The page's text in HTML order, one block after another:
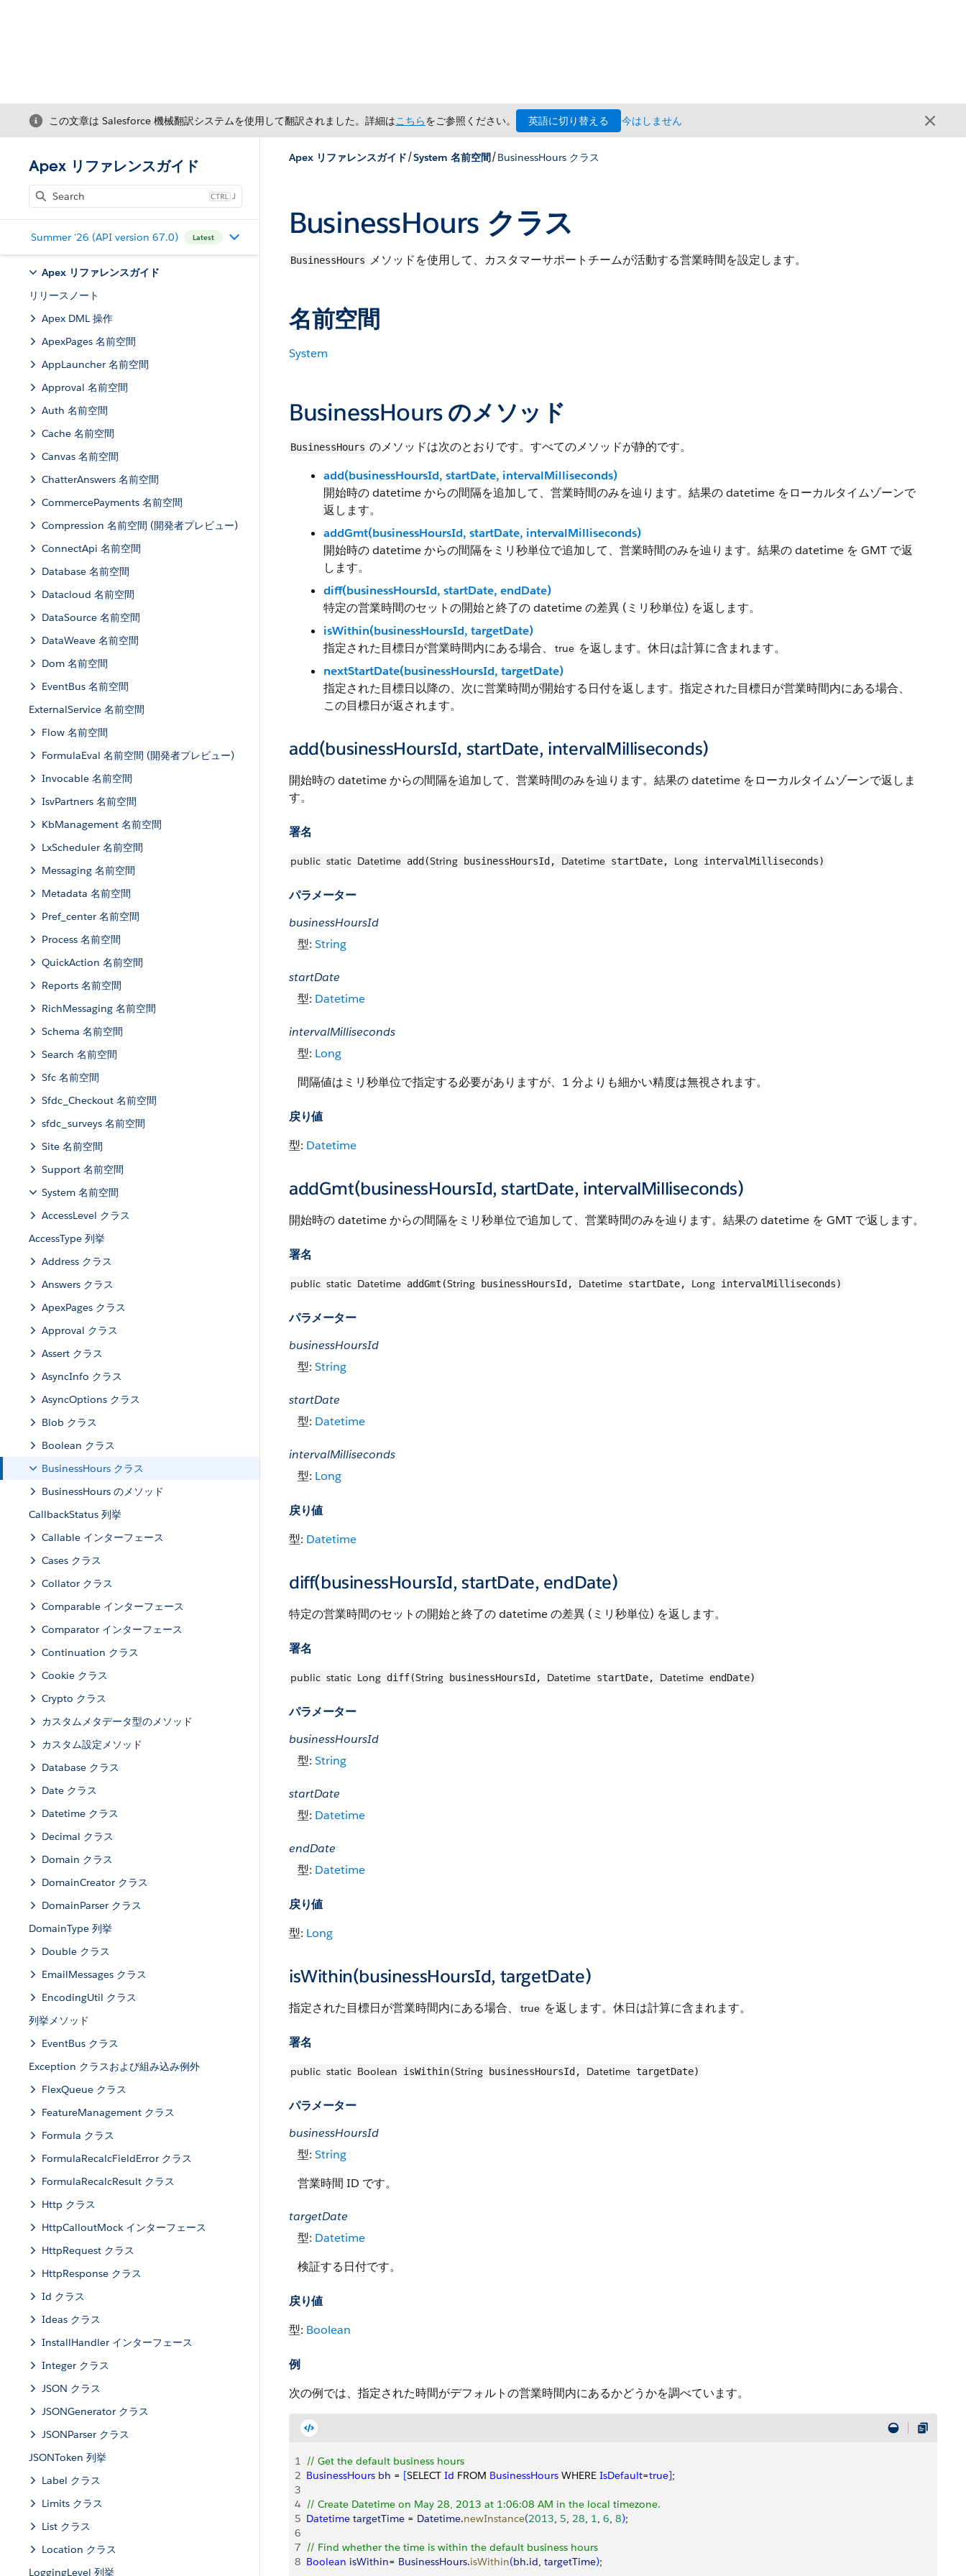
この文章は Salesforce 機械翻訳システムを使用して翻訳されました。詳細はこちらをご参照ください。 英語に切り替える 今はしません
Apex リファレンスガイド
J
Summer '26 (API version 67.0) Latest
Apex リファレンスガイド
リリースノート
Apex DML 操作
ApexPages 名前空間
AppLauncher 名前空間
Approval 名前空間
Auth 名前空間
Cache 名前空間
Canvas 名前空間
ChatterAnswers 名前空間
CommercePayments 名前空間
Compression 名前空間 (開発者プレビュー)
ConnectApi 名前空間
Database 名前空間
Datacloud 名前空間
DataSource 名前空間
DataWeave 名前空間
Dom 名前空間
EventBus 名前空間
ExternalService 名前空間
Flow 名前空間
FormulaEval 名前空間 (開発者プレビュー)
Invocable 名前空間
IsvPartners 名前空間
KbManagement 名前空間
LxScheduler 名前空間
Messaging 名前空間
Metadata 名前空間
Pref_center 名前空間
Process 名前空間
QuickAction 名前空間
Reports 名前空間
RichMessaging 名前空間
Schema 名前空間
Search 名前空間
Sfc 名前空間
Sfdc_Checkout 名前空間
sfdc_surveys 名前空間
Site 名前空間
Support 名前空間
System 名前空間
AccessLevel クラス
AccessType 列挙
Address クラス
Answers クラス
ApexPages クラス
Approval クラス
Assert クラス
AsyncInfo クラス
AsyncOptions クラス
Blob クラス
Boolean クラス
BusinessHours クラス
BusinessHours のメソッド
CallbackStatus 列挙
Callable インターフェース
Cases クラス
Collator クラス
Comparable インターフェース
Comparator インターフェース
Continuation クラス
Cookie クラス
Crypto クラス
カスタムメタデータ型のメソッド
カスタム設定メソッド
Database クラス
Date クラス
Datetime クラス
Decimal クラス
Domain クラス
DomainCreator クラス
DomainParser クラス
DomainType 列挙
Double クラス
EmailMessages クラス
EncodingUtil クラス
列挙メソッド
EventBus クラス
Exception クラスおよび組み込み例外
FlexQueue クラス
FeatureManagement クラス
Formula クラス
FormulaRecalcFieldError クラス
FormulaRecalcResult クラス
Http クラス
HttpCalloutMock インターフェース
HttpRequest クラス
HttpResponse クラス
Id クラス
Ideas クラス
InstallHandler インターフェース
Integer クラス
JSON クラス
JSONGenerator クラス
JSONParser クラス
JSONToken 列挙
Label クラス
Limits クラス
List クラス
Location クラス
LoggingLevel 列挙
Apex リファレンスガイド/System 名前空間/BusinessHours クラス
BusinessHours クラス
BusinessHours メソッドを使用して、カスタマーサポートチームが活動する営業時間を設定します。
名前空間
System
BusinessHours のメソッド
BusinessHours のメソッドは次のとおりです。すべてのメソッドが静的です。
add(businessHoursId, startDate, intervalMilliseconds)
開始時の datetime からの間隔を追加して、営業時間のみを辿ります。結果の datetime をローカルタイムゾーンで
返します。
addGmt(businessHoursId, startDate, intervalMilliseconds)
開始時の datetime からの間隔をミリ秒単位で追加して、営業時間のみを辿ります。結果の datetime を GMT で返
します。
diff(businessHoursId, startDate, endDate)
特定の営業時間のセットの開始と終了の datetime の差異 (ミリ秒単位) を返します。
isWithin(businessHoursId, targetDate)
指定された目標日が営業時間内にある場合、
true を返します。休日は計算に含まれます。
nextStartDate(businessHoursId, targetDate)
指定された目標日以降の、次に営業時間が開始する日付を返します。指定された目標日が営業時間内にある場合、
この目標日が返されます。
add(businessHoursId, startDate, intervalMilliseconds)
開始時の datetime からの間隔を追加して、営業時間のみを辿ります。結果の datetime をローカルタイムゾーンで返しま
す。
署名
public static Datetime add(String businessHoursId, Datetime startDate, Long intervalMilliseconds)
パラメーター
businessHoursId
型: String
startDate
型: Datetime
intervalMilliseconds
型: Long
間隔値はミリ秒単位で指定する必要がありますが、1 分よりも細かい精度は無視されます。
戻り値
型: Datetime
addGmt(businessHoursId, startDate, intervalMilliseconds)
開始時の datetime からの間隔をミリ秒単位で追加して、営業時間のみを辿ります。結果の datetime を GMT で返します。
署名
public static Datetime addGmt(String businessHoursId, Datetime startDate, Long intervalMilliseconds)
パラメーター
businessHoursId
型: String
startDate
型: Datetime
intervalMilliseconds
型: Long
戻り値
型: Datetime
diff(businessHoursId, startDate, endDate)
特定の営業時間のセットの開始と終了の datetime の差異 (ミリ秒単位) を返します。
署名
public static Long diff(String businessHoursId, Datetime startDate, Datetime endDate)
パラメーター
businessHoursId
型: String
startDate
型: Datetime
endDate
型: Datetime
戻り値
型: Long
isWithin(businessHoursId, targetDate)
指定された目標日が営業時間内にある場合、 true を返します。休日は計算に含まれます。
署名
public static Boolean isWithin(String businessHoursId, Datetime targetDate)
パラメーター
businessHoursId
型: String
営業時間 ID です。
targetDate
型: Datetime
検証する日付です。
戻り値
型: Boolean
例
次の例では、指定された時間がデフォルトの営業時間内にあるかどうかを調べています。
1 // Get the default business hours
2 BusinessHours bh = [SELECT Id FROM BusinessHours WHERE IsDefault=true];
3
4 // Create Datetime on May 28, 2013 at 1:06:08 AM in the local timezone.
5 Datetime targetTime = Datetime.newInstance(2013, 5, 28, 1, 6, 8);
6
7 // Find whether the time is within the default business hours
8 Boolean isWithin= BusinessHours.isWithin(bh.id, targetTime);